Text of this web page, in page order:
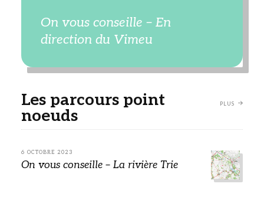
On vous conseille – En
direction du Vimeu
Les parcours point
noeuds
PLUS
6 OCTOBRE 2023
On vous conseille – La rivière Trie